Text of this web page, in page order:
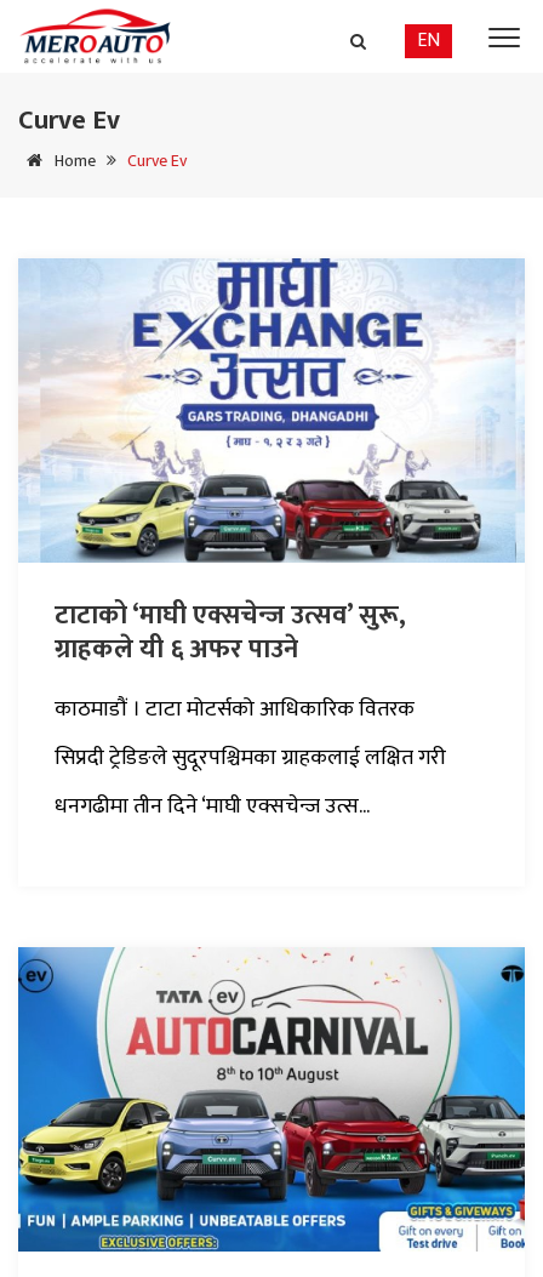
EN
Curve Ev
Home Curve Ev
टाटाको ‘माघी एक्सचेन्ज उत्सव’ सुरू,
ग्राहकले यी ६ अफर पाउने
काठमाडौं । टाटा मोटर्सको आधिकारिक वितरक
सिप्रदी ट्रेडिङले सुदूरपश्चिमका ग्राहकलाई लक्षित गरी
धनगढीमा तीन दिने ‘माघी एक्सचेन्ज उत्स...